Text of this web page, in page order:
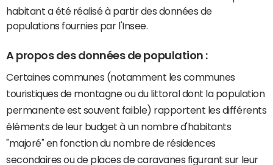
habitant a été réalisé à partir des données de
populations fournies par l'Insee.
A propos des données de population :
Certaines communes (notamment les communes
touristiques de montagne ou du littoral dont la population
permanente est souvent faible) rapportent les différents
éléments de leur budget à un nombre d'habitants
"majoré" en fonction du nombre de résidences
secondaires ou de places de caravanes figurant sur leur